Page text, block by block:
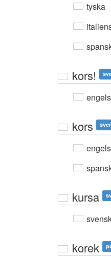
tyska
kors!
kors
kursa
korek